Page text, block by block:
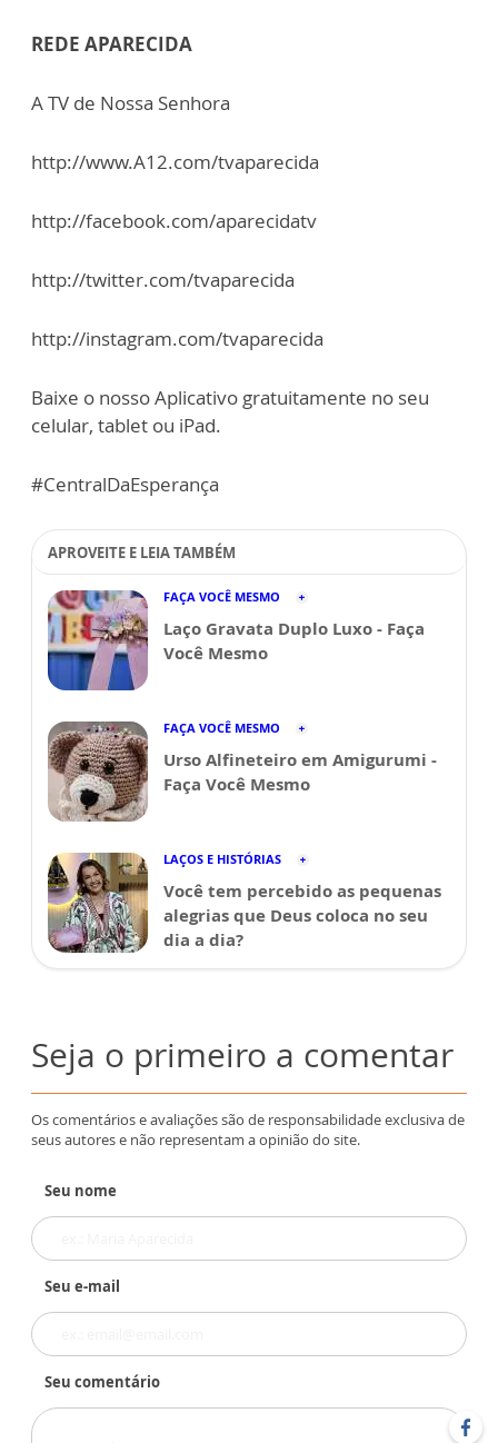
REDE APARECIDA
A TV de Nossa Senhora
http://www.A12.com/tvaparecida
http://facebook.com/aparecidatv
http://twitter.com/tvaparecida
http://instagram.com/tvaparecida
Baixe o nosso Aplicativo gratuitamente no seu
celular, tablet ou iPad.
#CentralDaEsperança
APROVEITE E LEIA TAMBÉM
FAÇA VOCÊ MESMO
Laço Gravata Duplo Luxo - Faça
Você Mesmo
FAÇA VOCÊ MESMO
Urso Alfineteiro em Amigurumi -
Faça Você Mesmo
LAÇOS E HISTÓRIAS
Você tem percebido as pequenas
alegrias que Deus coloca no seu
dia a dia?
Seja o primeiro a comentar
Os comentários e avaliações são de responsabilidade exclusiva de
seus autores e não representam a opinião do site.
Seu nome
Seu e-mail
Seu comentário